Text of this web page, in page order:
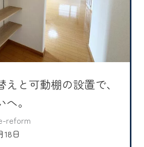
えと可動棚の設置で、
。
reform
18日